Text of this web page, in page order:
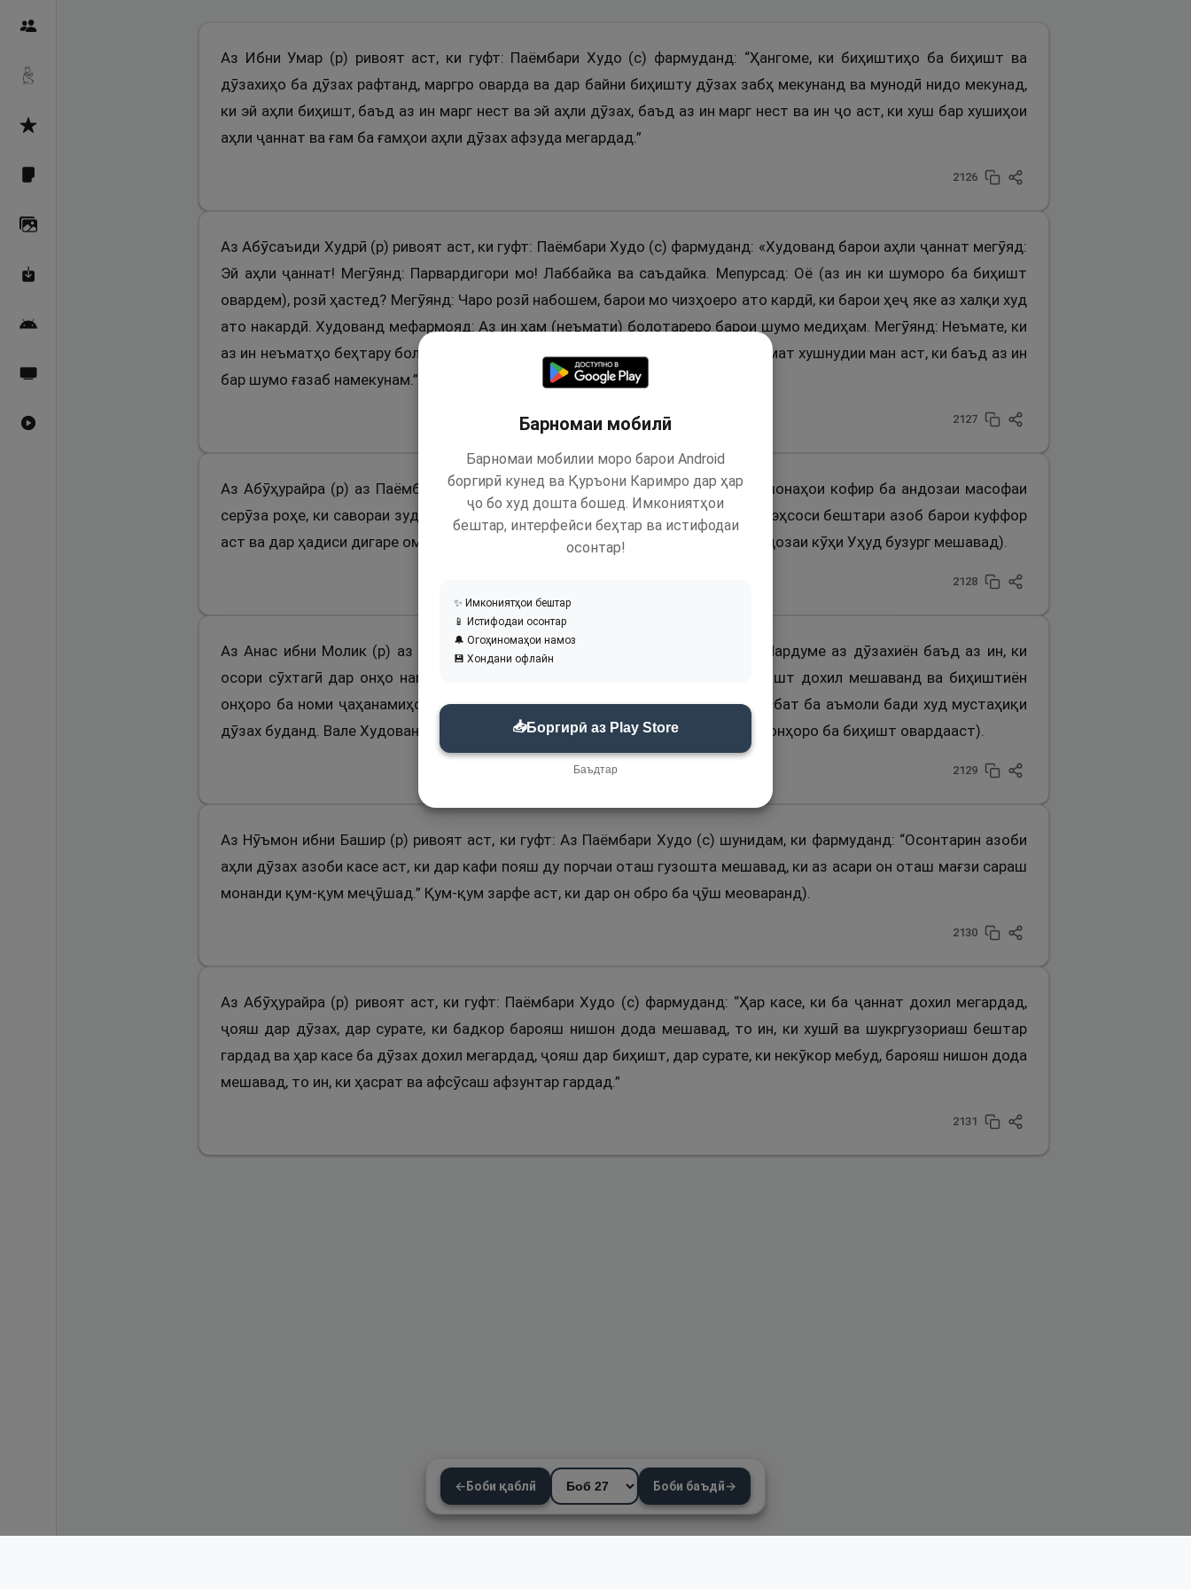
Аз Ибни Умар (р) ривоят аст, ки гуфт: Паёмбари Худо (с) фармуданд: “Ҳангоме, ки биҳиштиҳо ба биҳишт ва
дӯзахиҳо ба дӯзах рафтанд, маргро оварда ва дар байни биҳишту дӯзах забҳ мекунанд ва мунодӣ нидо мекунад,
ки эй аҳли биҳишт, баъд аз ин марг нест ва эй аҳли дӯзах, баъд аз ин марг нест ва ин ҷо аст, ки хуш бар хушиҳои
аҳли ҷаннат ва ғам ба ғамҳои аҳли дӯзах афзуда мегардад.”
2126
Аз Абӯсаъиди Худрӣ (р) ривоят аст, ки гуфт: Паёмбари Худо (с) фармуданд: «Худованд барои аҳли ҷаннат мегӯяд:
Эй аҳли ҷаннат! Мегӯянд: Парвардигори мо! Лаббайка ва саъдайка. Мепурсад: Оё (аз ин ки шуморо ба биҳишт
овардем), розӣ ҳастед? Мегӯянд: Чаро розӣ набошем, барои мо чизҳоеро ато кардӣ, ки барои ҳеҷ яке аз халқи худ
ато накардӣ. Худованд мефармояд: Аз ин ҳам (неъмати) болотареро барои шумо медиҳам. Мегӯянд: Неъмате, ки
аз ин неъматҳо беҳтару болотар бошад, чист? Худованд мефармояд: Он неъмат хушнудии ман аст, ки баъд аз ин
бар шумо ғазаб намекунам.”
2127
Аз Абӯҳурайра (р) аз Паёмбари Худо (с) ривоят аст, ки: Дар қиёмат байни шонаҳои кофир ба андозаи масофаи
серӯза роҳе, ки савораи зудрав мепаймояд, паҳн мегардад (ва ин чиз ҷиҳати эҳсоси бештари азоб барои куффор
аст ва дар ҳадиси дигаре омадааст, ки дандони кофир дар рӯзи қиёмат ба андозаи кӯҳи Уҳуд бузург мешавад).
2128
Аз Анас ибни Молик (р) аз Паёмбари Худо (с) ривоят аст, ки фармуданд: “Мардуме аз дӯзахиён баъд аз ин, ки
осори сӯхтагӣ дар онҳо намудор аст, аз дӯзах хориҷ мегарданд ва ба биҳишт дохил мешаванд ва биҳиштиён
онҳоро ба номи ҷаҳанамиҳо ёд мекунанд” (яъне инҳо касоне ҳастанд, ки нисбат ба аъмоли бади худ мустаҳиқи
дӯзах буданд. Вале Худованди мутаъол бо раҳмати худ аз онҳо афв карда ва онҳоро ба биҳишт овардааст).
2129
Аз Нӯъмон ибни Башир (р) ривоят аст, ки гуфт: Аз Паёмбари Худо (с) шунидам, ки фармуданд: “Осонтарин азоби
аҳли дӯзах азоби касе аст, ки дар кафи пояш ду порчаи оташ гузошта мешавад, ки аз асари он оташ мағзи сараш
монанди қум-қум меҷӯшад.” Қум-қум зарфе аст, ки дар он обро ба ҷӯш меоваранд).
2130
Аз Абӯҳурайра (р) ривоят аст, ки гуфт: Паёмбари Худо (с) фармуданд: “Ҳар касе, ки ба ҷаннат дохил мегардад,
ҷояш дар дӯзах, дар сурате, ки бадкор барояш нишон дода мешавад, то ин, ки хушӣ ва шукргузориаш бештар
гардад ва ҳар касе ба дӯзах дохил мегардад, ҷояш дар биҳишт, дар сурате, ки некӯкор мебуд, барояш нишон дода
мешавад, то ин, ки ҳасрат ва афсӯсаш афзунтар гардад.”
2131
←Боби қаблӣ Боби баъдӣ→
Барномаи мобилӣ
Барномаи мобилии моро барои Android
боргирӣ кунед ва Қуръони Каримро дар ҳар
ҷо бо худ дошта бошед. Имкониятҳои
бештар, интерфейси беҳтар ва истифодаи
осонтар!
✨ Имкониятҳои бештар
📱 Истифодаи осонтар
🔔 Огоҳиномаҳои намоз
💾 Хондани офлайн
📥Боргирӣ аз Play Store
Баъдтар